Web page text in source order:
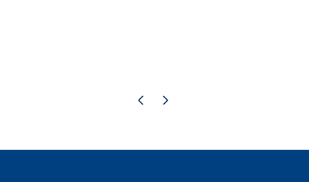
Pagina precedente
Pagina successiva